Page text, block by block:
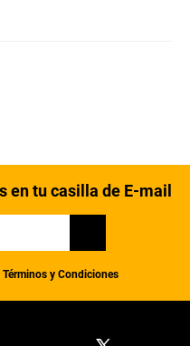
en tu casilla de E-mail
Términos y Condiciones